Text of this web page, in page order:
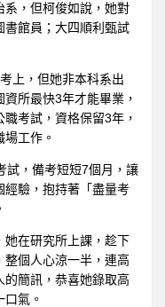
系，但柯俊如說，她對
書館員；大四順利甄試
上，但她非本科系出
所最快3年才能畢業，
考試，資格保留3年，
工作。
試，備考短短7個月，讓
經驗，抱持著「盡量考
她在研究所上課，趁下
整個人心涼一半，連高
的簡訊，恭喜她錄取高
氣。